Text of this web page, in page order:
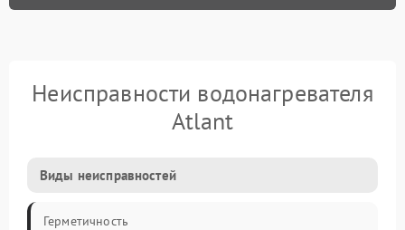
Неисправности водонагревателя
Atlant
Виды неисправностей
Герметичность